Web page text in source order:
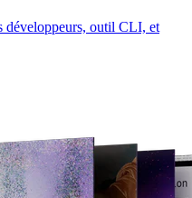
développeurs, outil CLI, et